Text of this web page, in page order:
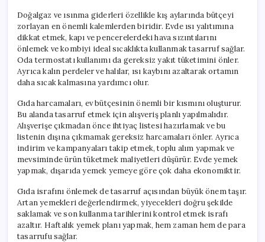
Doğalgaz ve ısınma giderleri özellikle kış aylarında bütçeyi
zorlayan en önemli kalemlerden biridir. Evde ısı yalıtımına
dikkat etmek, kapı ve pencerelerdeki hava sızıntılarını
önlemek ve kombiyi ideal sıcaklıkta kullanmak tasarruf sağlar.
Oda termostatı kullanımı da gereksiz yakıt tüketimini önler.
Ayrıca kalın perdeler ve halılar, ısı kaybını azaltarak ortamın
daha sıcak kalmasına yardımcı olur.
Gıda harcamaları, ev bütçesinin önemli bir kısmını oluşturur.
Bu alanda tasarruf etmek için alışveriş planlı yapılmalıdır.
Alışverişe çıkmadan önce ihtiyaç listesi hazırlamak ve bu
listenin dışına çıkmamak gereksiz harcamaları önler. Ayrıca
indirim ve kampanyaları takip etmek, toplu alım yapmak ve
mevsiminde ürün tüketmek maliyetleri düşürür. Evde yemek
yapmak, dışarıda yemek yemeye göre çok daha ekonomiktir.
Gıda israfını önlemek de tasarruf açısından büyük önem taşır.
Artan yemekleri değerlendirmek, yiyecekleri doğru şekilde
saklamak ve son kullanma tarihlerini kontrol etmek israfı
azaltır. Haftalık yemek planı yapmak, hem zaman hem de para
tasarrufu sağlar.